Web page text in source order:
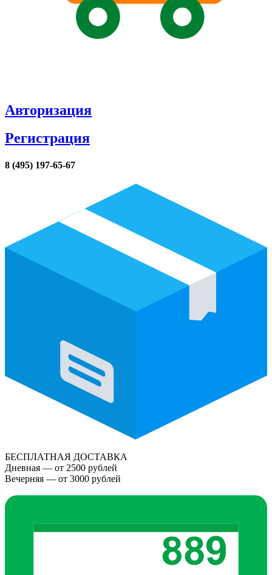
Авторизация
Регистрация
8 (495) 197-65-67
БЕСПЛАТНАЯ ДОСТАВКА
Дневная — от 2500 рублей
Вечерняя — от 3000 рублей